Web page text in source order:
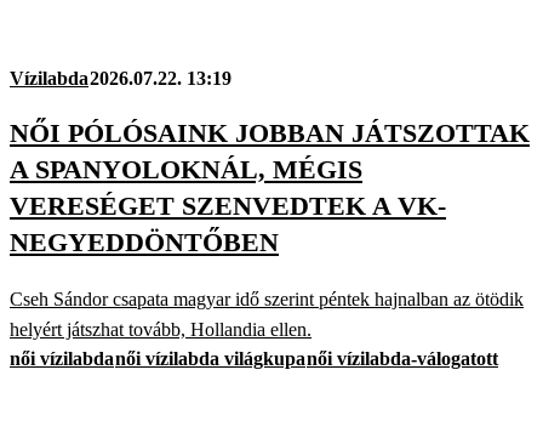
Vízilabda2026.07.22. 13:19
NŐI PÓLÓSAINK JOBBAN JÁTSZOTTAK
A SPANYOLOKNÁL, MÉGIS
VERESÉGET SZENVEDTEK A VK-
NEGYEDDÖNTŐBEN
Cseh Sándor csapata magyar idő szerint péntek hajnalban az ötödik
helyért játszhat tovább, Hollandia ellen.
női vízilabdanői vízilabda világkupanői vízilabda-válogatott